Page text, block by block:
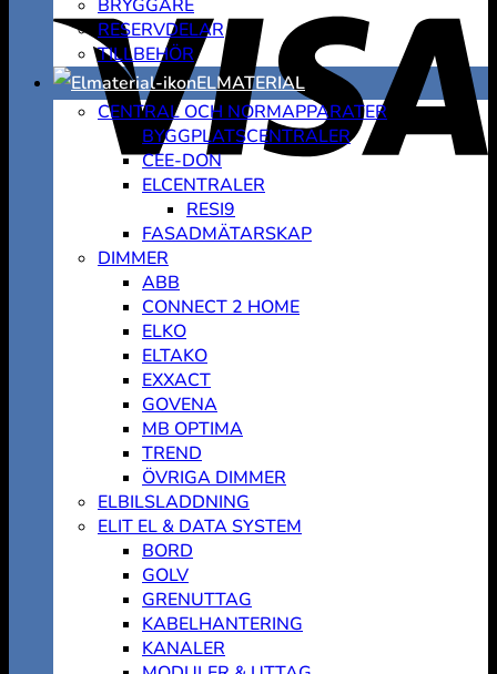
BRYGGARE
RESERVDELAR
TILLBEHÖR
ELMATERIAL
CENTRAL OCH NORMAPPARATER
BYGGPLATSCENTRALER
CEE-DON
ELCENTRALER
RESI9
FASADMÄTARSKAP
DIMMER
ABB
CONNECT 2 HOME
ELKO
ELTAKO
EXXACT
GOVENA
MB OPTIMA
TREND
ÖVRIGA DIMMER
ELBILSLADDNING
ELIT EL & DATA SYSTEM
BORD
GOLV
GRENUTTAG
KABELHANTERING
KANALER